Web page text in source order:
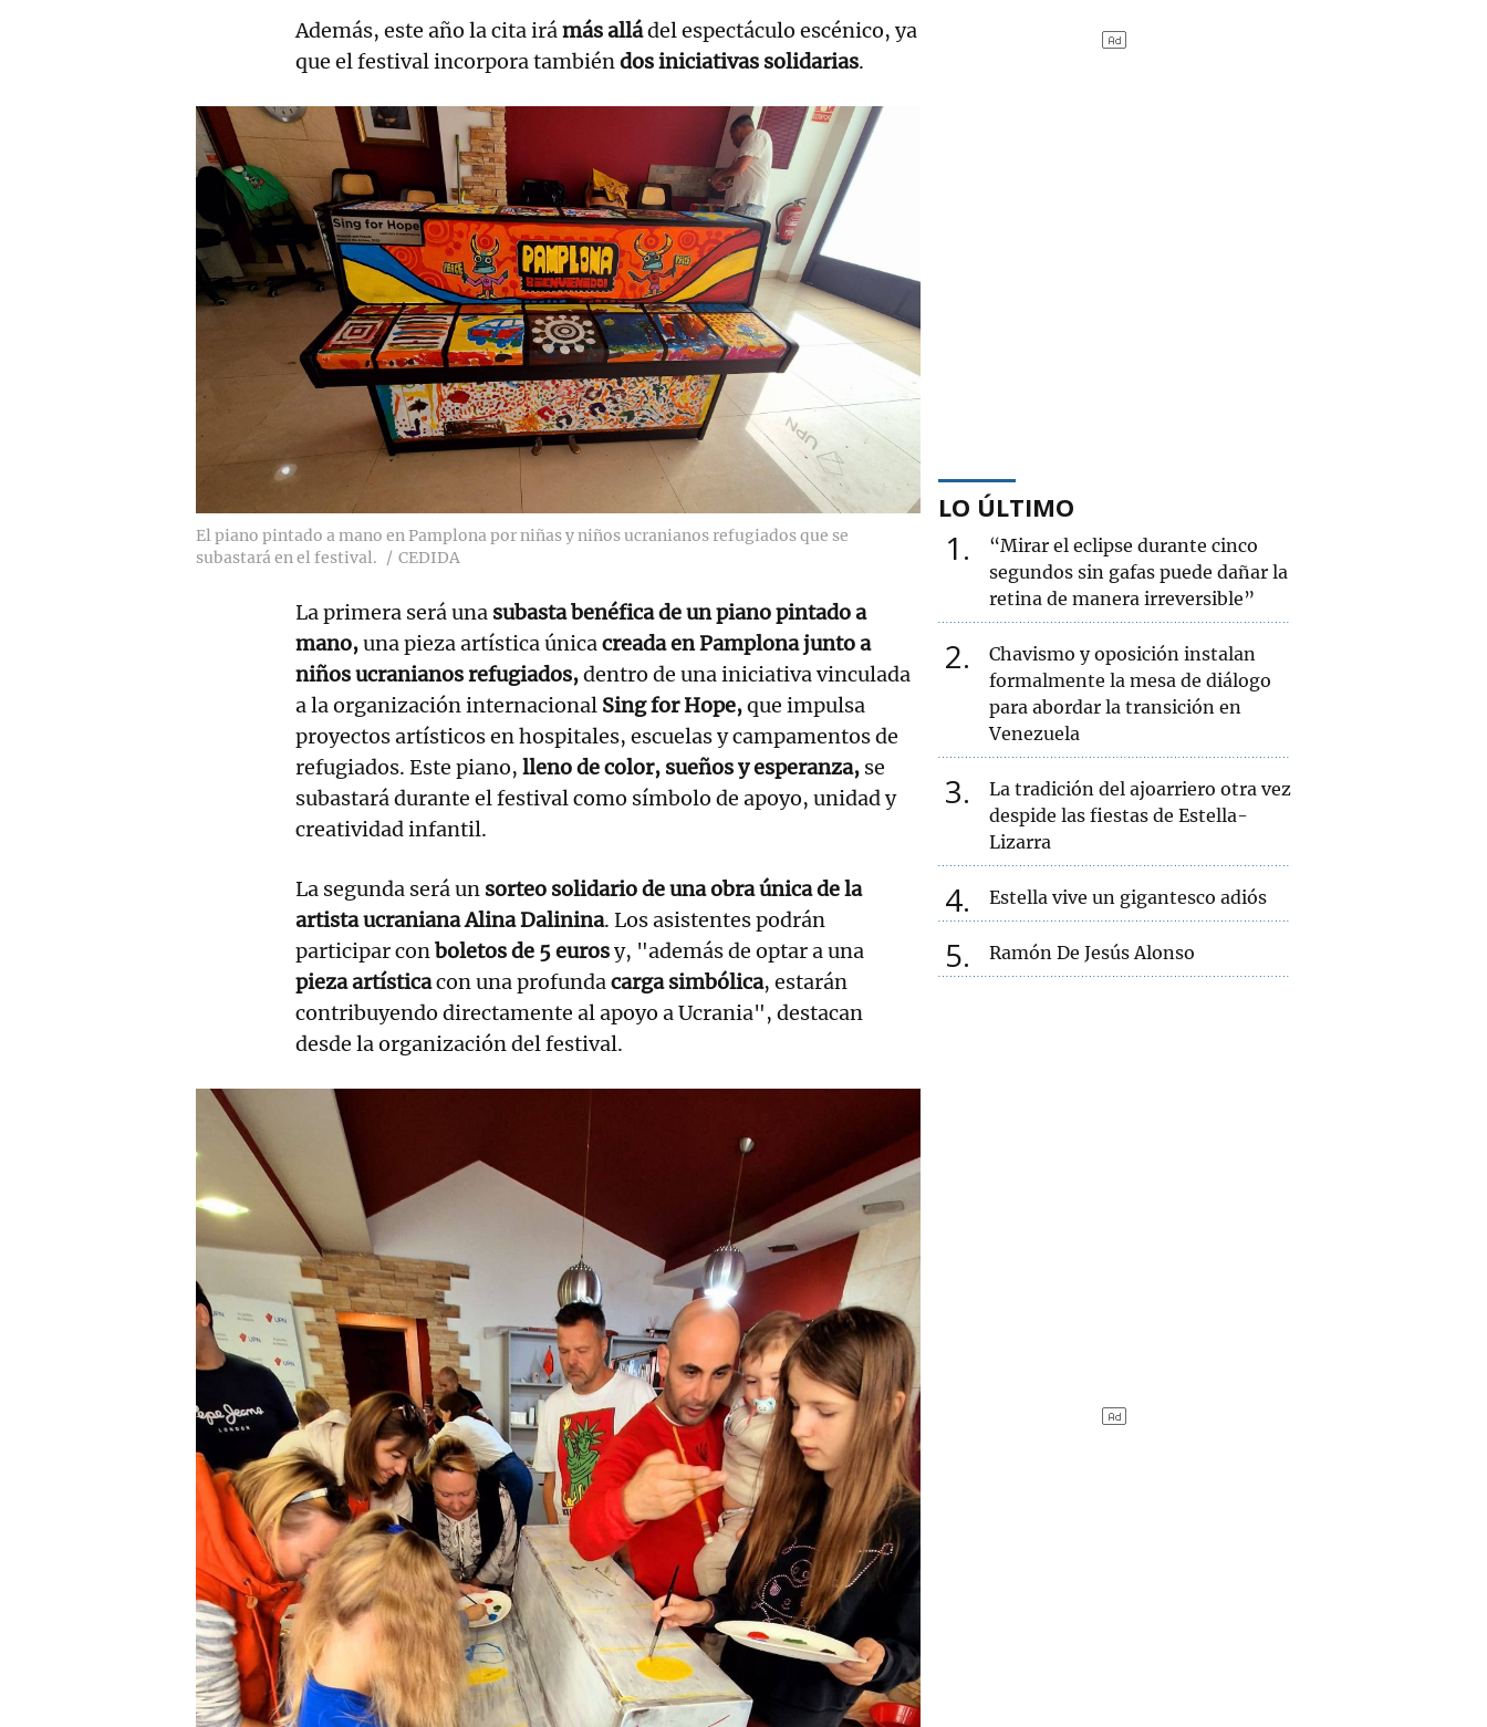
Además, este año la cita irámás alládel espectáculo escénico, ya
que el festival incorpora tambiéndos iniciativas solidarias.
El piano pintado a mano en Pamplona por niñas y niños ucranianos refugiados que se
subastará en el festival.
CEDIDA
La primera será una subasta benéfica de un piano pintado a
mano,una pieza artística únicacreada en Pamplona junto a
niños ucranianos refugiados,dentro de una iniciativa vinculada
a la organización internacional Sing for Hope,que impulsa
proyectos artísticos en hospitales, escuelas y campamentos de
refugiados. Este piano, lleno de color, sueños y esperanza, se
subastará durante el festival como símbolo de apoyo, unidad y
creatividad infantil.
La segunda será un sorteo solidario de una obra única de la
artista ucraniana Alina Dalinina. Los asistentes podrán
participar conboletos de 5 eurosy, "además de optar a una
pieza artísticacon una profundacarga simbólica, estarán
contribuyendo directamente al apoyo a Ucrania", destacan
desde la organización del festival.
LO ÚLTIMO
1
“Mirar el eclipse durante cinco
segundos sin gafas puede dañar la
retina de manera irreversible”
2
Chavismo y oposición instalan
formalmente la mesa de diálogo
para abordar la transición en
Venezuela
3
La tradición del ajoarriero otra vez
despide las fiestas de Estella-
Lizarra
4 Estella vive un gigantesco adiós
5 Ramón De Jesús Alonso